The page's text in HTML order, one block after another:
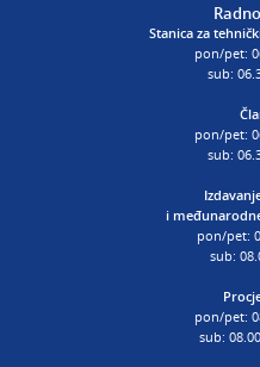
Stanica za
pon/pet:
sub:
pon/pet:
sub:
i
pon/pet:
sub:
pon/pet:
sub: